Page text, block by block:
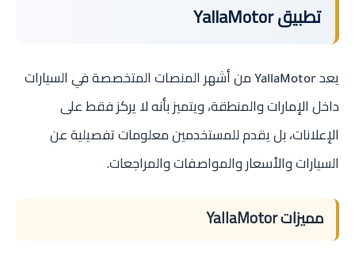
تطبيق YallaMotor
يعد YallaMotor من أشهر المنصات المتخصصة في السيارات
داخل الإمارات والمنطقة، ويتميز بأنه لا يركز فقط على
الإعلانات، بل يقدم للمستخدمين معلومات تفصيلية عن
السيارات والأسعار والمواصفات والمراجعات.
مميزات YallaMotor